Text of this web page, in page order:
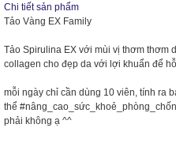
Chi tiết sản phẩm
Tảo Vàng EX Family
Tảo Spirulina EX với mùi vị thơm thơm
collagen cho đẹp da với lợi khuẩn để
mỗi ngày chỉ cần dùng 10 viên, tính ra
thể #
phải không ạ ^^